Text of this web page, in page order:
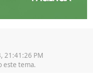
21:41:26 PM
este tema.